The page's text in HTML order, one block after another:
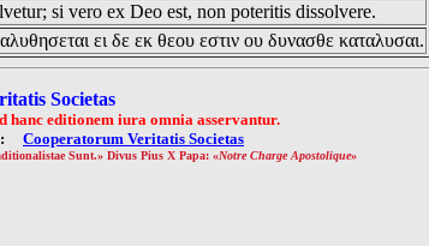
si vero ex Deo est, non poteritis dissolvere.
ει δε εκ θεου εστιν ου δυνασθε καταλυσαι.
Societas
hanc editionem iura omnia asservantur.
Cooperatorum Veritatis Societas
Sunt.» Divus Pius X Papa: «Notre Charge Apostolique»